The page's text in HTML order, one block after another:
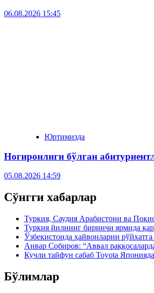
06.08.2026 15:45
Юртимизда
Ногиронлиги бўлган
05.08.2026 14:59
Сўнгги хабарлар
Туркия, Саудия Арабистони ва
Туркия йилнинг биринчи ярмида
Ўзбекистонда ҳайвонларни
Анвар Собиров: “Аввал
Кучли тайфун сабаб Toyota
Бўлимлар